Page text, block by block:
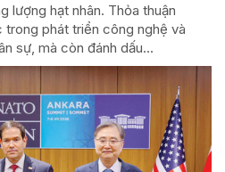
lượng hạt nhân. Thỏa thuận
phát triển công nghệ và
sự, mà còn đánh dấu...